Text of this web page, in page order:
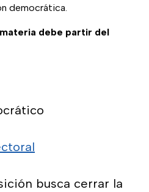
democrática.
debe partir del
busca cerrar la